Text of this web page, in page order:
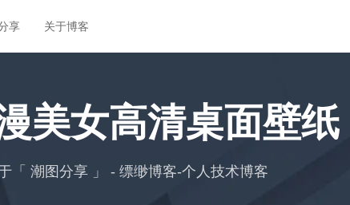
享 关于博客
美女高清桌面壁纸
「 潮图分享 」 - 缥缈博客-个人技术博客